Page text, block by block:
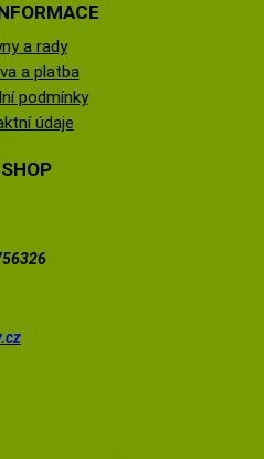
a rady
a platba
podmínky
údaje